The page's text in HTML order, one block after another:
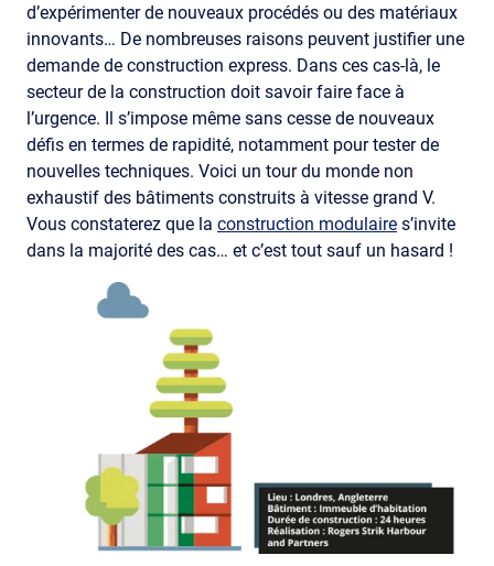
d’expérimenter de nouveaux procédés ou des matériaux
innovants… De nombreuses raisons peuvent justifier une
demande de construction express. Dans ces cas-là, le
secteur de la construction doit savoir faire face à
l’urgence. Il s’impose même sans cesse de nouveaux
défis en termes de rapidité, notamment pour tester de
nouvelles techniques. Voici un tour du monde non
exhaustif des bâtiments construits à vitesse grand V.
Vous constaterez que la construction modulaire s’invite
dans la majorité des cas… et c’est tout sauf un hasard !